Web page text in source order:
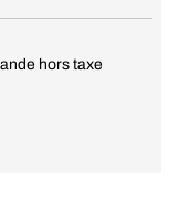
hors taxe